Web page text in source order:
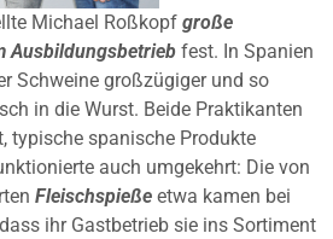
Michael Roßkopf große
Ausbildungsbetrieb fest. In Spanien
Schweine großzügiger und so
in die Wurst. Beide Praktikanten
typische spanische Produkte
auch umgekehrt: Die von
Fleischspieße etwa kamen bei
ihr Gastbetrieb sie ins Sortiment